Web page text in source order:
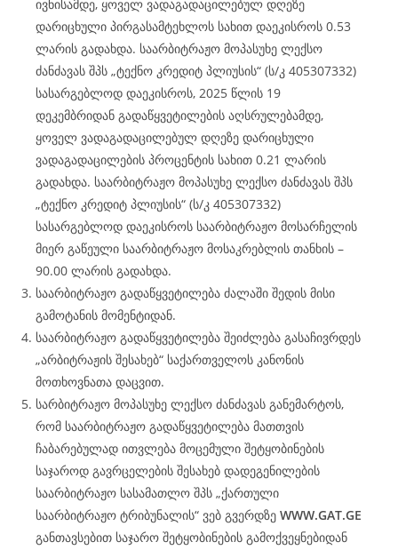
ივნისამდე, ყოველ ვადაგადაცილებულ დღეზე
დარიცხული პირგასამტეხლოს სახით დაეკისროს 0.53
ლარის გადახდა. საარბიტრაჟო მოპასუხე ლექსო
ძანძავას შპს „ტექნო კრედიტ პლიუსის“ (ს/კ 405307332)
სასარგებლოდ დაეკისროს, 2025 წლის 19
დეკემბრიდან გადაწყვეტილების აღსრულებამდე,
ყოველ ვადაგადაცილებულ დღეზე დარიცხული
ვადაგადაცილების პროცენტის სახით 0.21 ლარის
გადახდა. საარბიტრაჟო მოპასუხე ლექსო ძანძავას შპს
„ტექნო კრედიტ პლიუსის“ (ს/კ 405307332)
სასარგებლოდ დაეკისროს საარბიტრაჟო მოსარჩელის
მიერ გაწეული საარბიტრაჟო მოსაკრებლის თანხის –
90.00 ლარის გადახდა.
საარბიტრაჟო გადაწყვეტილება ძალაში შედის მისი
გამოტანის მომენტიდან.
საარბიტრაჟო გადაწყვეტილება შეიძლება გასაჩივრდეს
„არბიტრაჟის შესახებ“ საქართველოს კანონის
მოთხოვნათა დაცვით.
სარბიტრაჟო მოპასუხე ლექსო ძანძავას განემარტოს,
რომ საარბიტრაჟო გადაწყვეტილება მათთვის
ჩაბარებულად ითვლება მოცემული შეტყობინების
საჯაროდ გავრცელების შესახებ დადეგენილების
საარბიტრაჟო სასამათლო შპს „ქართული
საარბიტრაჟო ტრიბუნალის“ ვებ გვერდზე WWW.GAT.GE
განთავსებით საჯარო შეტყობინების გამოქვეყნებიდან